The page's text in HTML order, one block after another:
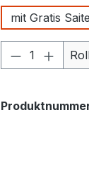
mit Gratis
Produkt